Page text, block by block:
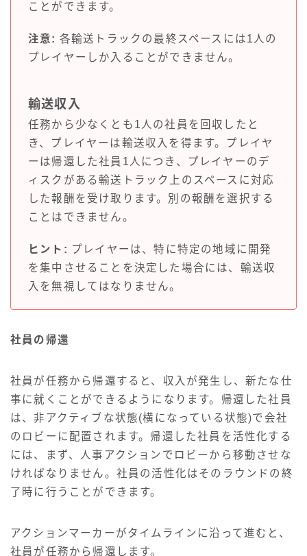
ことができます。
注意: 各輸送トラックの最終スペースには1人の
プレイヤーしか入ることができません。
輸送収入
任務から少なくとも1人の社員を回収したと
き、プレイヤーは輸送収入を得ます。プレイヤ
ーは帰還した社員1人につき、プレイヤーのデ
ィスクがある輸送トラック上のスペースに対応
した報酬を受け取ります。別の報酬を選択する
ことはできません。
ヒント: プレイヤーは、特に特定の地域に開発
を集中させることを決定した場合には、輸送収
入を無視してはなりません。
社員の帰還
社員が任務から帰還すると、収入が発生し、新たな仕
事に就くことができるようになります。帰還した社員
は、非アクティブな状態(横になっている状態)で会社
のロビーに配置されます。帰還した社員を活性化する
には、まず、人事アクションでロビーから移動させな
ければなりません。社員の活性化はそのラウンドの終
了時に行うことができます。
アクションマーカーがタイムラインに沿って進むと、
社員が任務から帰還します。